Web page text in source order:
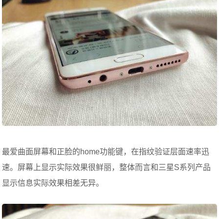
最爱曲面屏幕和正脸的home功能键，在指纹验证层面速率迅
速。屏幕上显示实际效果很鲜丽，整体而言和三星S系列产品
显示信息实际效果相差无异。